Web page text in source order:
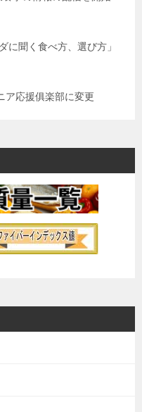
に聞く食べ方、選び方」
ア応援俱楽部に変更